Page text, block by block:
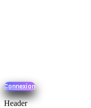
Connexion
Header